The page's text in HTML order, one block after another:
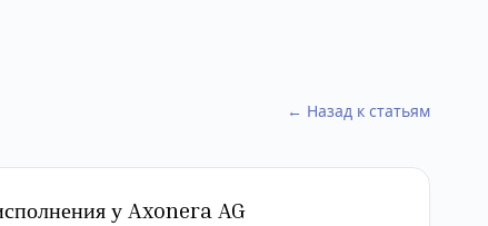
← Назад к статьям
у Axonera AG